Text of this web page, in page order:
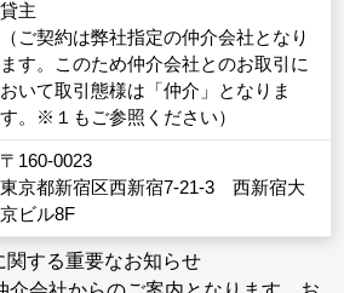
貸主
（ご契約は弊社指定の仲介会社となり
ます。このため仲介会社とのお取引に
おいて取引態様は「仲介」となりま
す。※１もご参照ください）
〒160-0023
東京都新宿区西新宿7-21-3 西新宿大
京ビル8F
する重要なお知らせ